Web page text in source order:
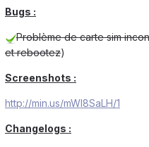
Bugs :
Problème de carte sim
et rebootez)
Screenshots :
http://min.us/mWl8SaLH/1
Changelogs :